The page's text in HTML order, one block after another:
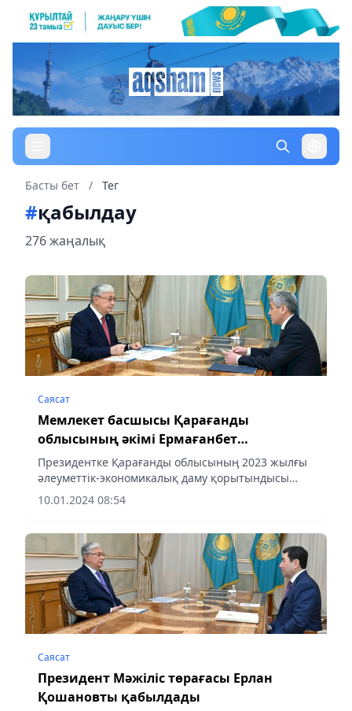
Басты бет / Тег
#қабылдау
276 жаңалық
Саясат
Мемлекет басшысы Қарағанды
облысының әкімі Ермағанбет
Бөлекпаевты қабылдады
Президентке Қарағанды облысының 2023 жылғы
әлеуметтік-экономикалық даму қорытындысы
туралы есеп берілді, деп хабарлайды Almaty-
akshamy.kz Ақорданың ресми сайтына сілтеме
10.01.2024 08:54
Саясат
Президент Мәжіліс төрағасы Ерлан
Қошановты қабылдады